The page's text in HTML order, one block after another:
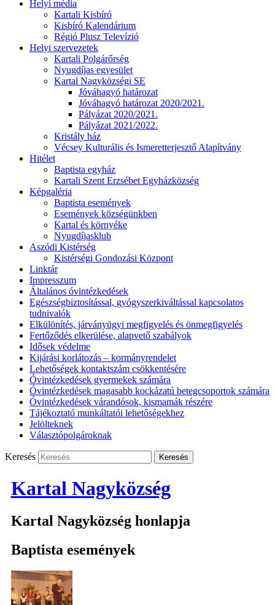
Helyi média
Kartali Kisbíró
Kisbíró Kalendárium
Régió Plusz Televízió
Helyi szervezetek
Kartali Polgárőrség
Nyugdíjas egyesület
Kartal Nagyközségi SE
Jóváhagyó határozat
Jóváhagyó határozat 2020/2021.
Pályázat 2020/2021.
Pályázat 2021/2022.
Kristály ház
Vécsey Kulturális és Ismeretterjesztő Alapítvány
Hitélet
Baptista egyház
Kartali Szent Erzsébet Egyházközség
Képgaléria
Baptista események
Események községünkben
Kartal és környéke
Nyugdíjasklub
Aszódi Kistérség
Kistérségi Gondozási Központ
Linktár
Impresszum
Általános óvintézkedések
Egészségbiztosítással, gyógyszerkiváltással kapcsolatos
tudnivalók
Elkülönítés, járványügyi megfigyelés és önmegfigyelés
Fertőződés elkerülése, alapvető szabályok
Idősek védelme
Kijárási korlátozás – kormányrendelet
Lehetőségek kontaktszám csökkentésére
Óvintézkedések gyermekek számára
Óvintézkedések magasabb kockázatú betegcsoportok számára
Óvintézkedések várandósok, kismamák részére
Tájékoztató munkáltatói lehetőségekhez
Jelölteknek
Választópolgároknak
Keresés
Kartal Nagyközség
Kartal Nagyközség honlapja
Baptista események